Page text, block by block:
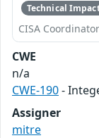
Technical
CISA
CWE
n/a
CWE-190-
Assigner
mitre